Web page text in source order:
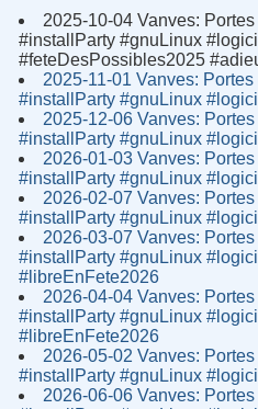
2025-10-04 Vanves:
#installParty #gnuLinux
#feteDesPossibles2025
2025-11-01 Vanves:
#installParty #gnuLinux
2025-12-06 Vanves:
#installParty #gnuLinux
2026-01-03 Vanves:
#installParty #gnuLinux
2026-02-07 Vanves:
#installParty #gnuLinux
2026-03-07 Vanves:
#installParty #gnuLinux
#libreEnFete2026
2026-04-04 Vanves:
#installParty #gnuLinux
#libreEnFete2026
2026-05-02 Vanves:
#installParty #gnuLinux
2026-06-06 Vanves: